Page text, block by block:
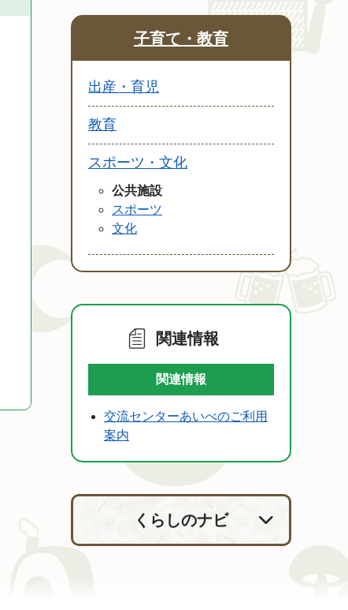
子育て・教育
出産・育児
教育
スポーツ・文化
公共施設
スポーツ
文化
関連情報
関連情報
交流センターあいべのご利用
案内
くらしのナビ